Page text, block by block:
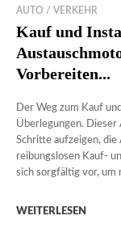
AUTO / VERKEHR
Kauf und
Vorbereiten...
Der Weg zum Kauf
Überlegungen.
Schritte aufzeigen,
reibungslosen Kauf-
sich sorgfältig vor, um
WEITERLESEN